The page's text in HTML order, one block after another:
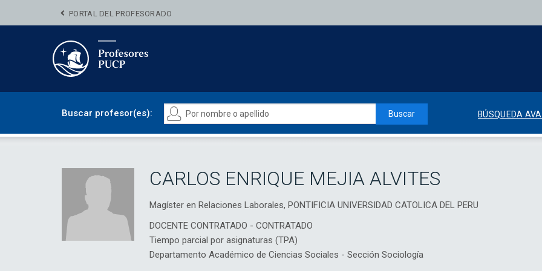
PORTAL DEL PROFESORADO
Buscar profesor(es): Buscar BÚSQUEDA
CARLOS ENRIQUE MEJIA ALVITES
Magíster en Relaciones Laborales, PONTIFICIA UNIVERSIDAD CATOLICA DEL PERU
DOCENTE CONTRATADO - CONTRATADO
Tiempo parcial por asignaturas (TPA)
Departamento Académico de Ciencias Sociales - Sección Sociología